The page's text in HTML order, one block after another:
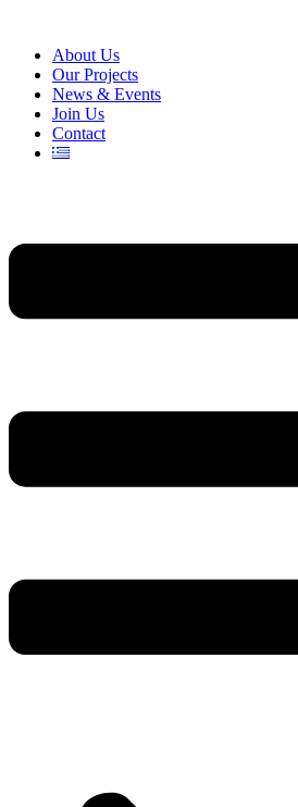
About Us
Our Projects
News & Events
Join Us
Contact